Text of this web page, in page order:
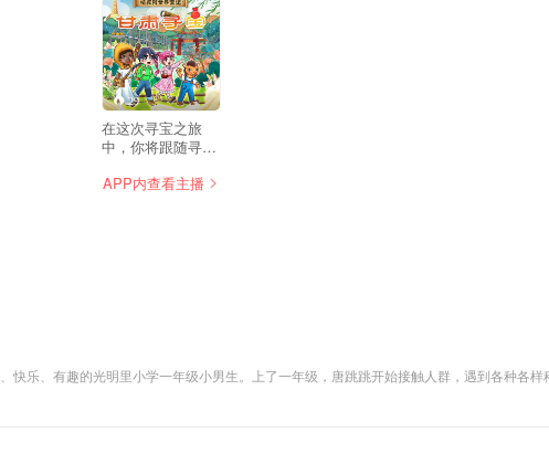
29
在这次寻宝之旅
中，你将跟随寻宝
的探奇之旅，一同
的？ 五泉山泉水的
神奇传说是真的
APP内查看主播
乐、有趣的光明里小学一年级小男生。上了一年级，唐跳跳开始接触人群，遇到各种各样
际，搞笑幽默的调皮态度……让孩子在理解、共情、欢笑之中，发现生活密码，张扬童趣童